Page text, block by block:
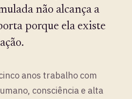
não alcança a
porque ela existe
anos trabalho com
consciência e alta